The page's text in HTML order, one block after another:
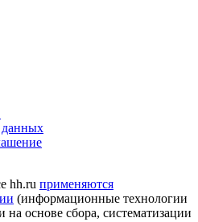
данных
hh.ru применяются
(информационные технологии
основе сбора, систематизации